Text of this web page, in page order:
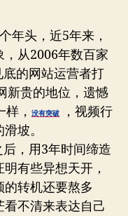
站
何
时
雄
起？
头，近5年来，
从2006年数百家
底的网站运营者打
新贵的地位，遗憾
， 没有突破
，视频行
坡。
，用3年时间缔造
有些异想天开，
转机还要熬多
不清来表达自己